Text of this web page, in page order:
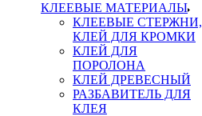
КЛЕЕВЫЕ МАТЕРИАЛЫ
КЛЕЕВЫЕ СТЕРЖНИ,
КЛЕЙ ДЛЯ КРОМКИ
КЛЕЙ ДЛЯ
ПОРОЛОНА
КЛЕЙ ДРЕВЕСНЫЙ
РАЗБАВИТЕЛЬ ДЛЯ
КЛЕЯ